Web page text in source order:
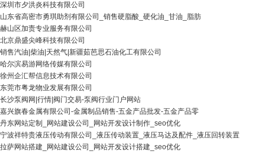
深圳市夕洪炎科技有限公司
山东省高密市勇琪助剂有限公司_销售硬脂酸_硬化油_甘油_脂肪
赫山区加责专业服务有限公司
北京鼎盛尖峰科技有限公司
销售汽油|柴油|天然气|新疆茹芭思石油化工有限公司
哈尔滨易游网络传媒有限公司
徐州企汇帮信息技术有限公司
东莞市粤龙物业发展有限公司
长沙泵阀网|行情|阀门交易-泵阀行业门户网站
嘉兴旗春金属有限公司-金属制品销售-五金产品批发-五金产品零
丹东网站定制_网站建设公司_网站开发设计制作_seo优化
宁波祥特贵液压传动有限公司_液压传动装置_液压马达及配件_液压回转装置
拉萨网站搭建_网站建设公司_网站开发设计搭建_seo优化